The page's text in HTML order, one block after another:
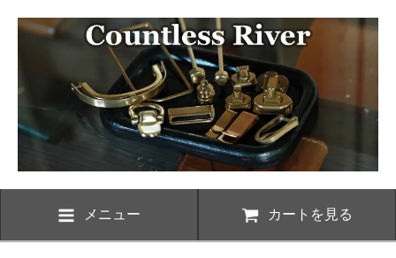
メニュー カートを見る